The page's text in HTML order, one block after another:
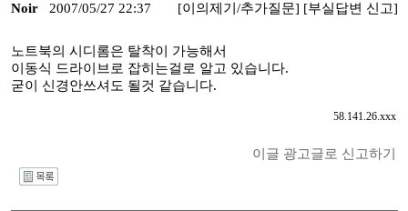
Noir 2007/05/27 22:37 [이의제기/추가질문] [부실답변 신고]
노트북의 시디롬은 탈착이 가능해서
이동식 드라이브로 잡히는걸로 알고 있습니다.
굳이 신경안쓰셔도 될것 같습니다.
58.141.26.xxx
이글 광고글로 신고하기